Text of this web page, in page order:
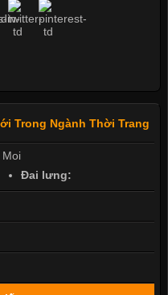
Trong Ngành Thời Trang
Đai lưng: